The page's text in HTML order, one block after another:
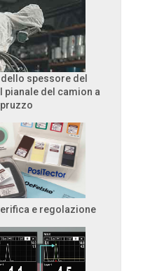
spessore del
pianale del camion a
e regolazione